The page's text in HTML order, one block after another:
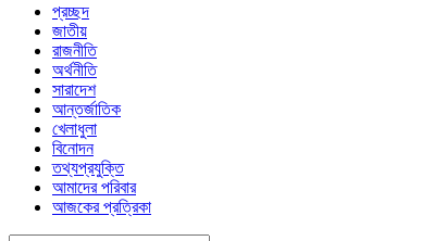
প্রচ্ছদ
জাতীয়
রাজনীতি
অর্থনীতি
সারাদেশ
আন্তর্জাতিক
খেলাধুলা
বিনোদন
তথ্যপ্রযুক্তি
আমাদের পরিবার
আজকের প্রত্রিকা